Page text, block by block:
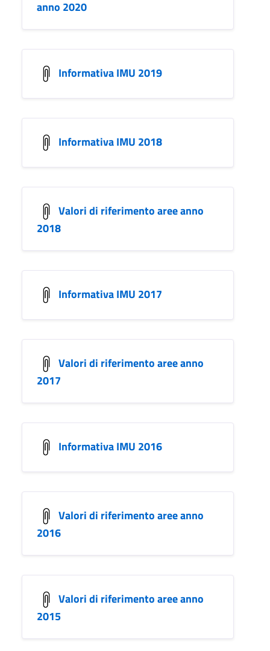
anno 2020
Informativa IMU 2019
Informativa IMU 2018
Valori di riferimento aree anno
2018
Informativa IMU 2017
Valori di riferimento aree anno
2017
Informativa IMU 2016
Valori di riferimento aree anno
2016
Valori di riferimento aree anno
2015